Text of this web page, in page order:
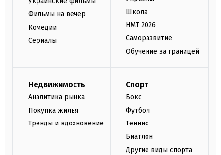
Фильмы на вечер
Комедии
Сериалы
Школа
НМТ 2026
Саморазвитие
Обучение за границей
Недвижимость
Аналитика рынка
Покупка жилья
Тренды и вдохновение
Спорт
Бокс
Футбол
Теннис
Биатлон
Другие виды спорта